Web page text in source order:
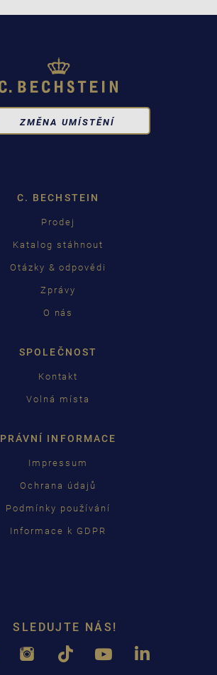
ZMĚNA UMÍSTĚNÍ
C. BECHSTEIN
Prodej
Katalog stáhnout
Otázky & odpovědi
Zprávy
O nás
SPOLEČNOST
Kontakt
Volná místa
PRÁVNÍ INFORMACE
Impressum
Ochrana údajů
Podmínky používání
Informace k GDPR
SLEDUJTE NÁS!